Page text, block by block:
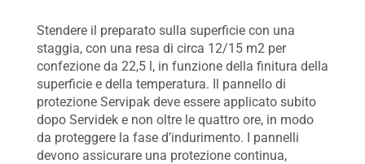
Stendere il preparato sulla superficie con una
staggia, con una resa di circa 12/15 m2 per
confezione da 22,5 l, in funzione della finitura della
superficie e della temperatura. Il pannello di
protezione Servipak deve essere applicato subito
dopo Servidek e non oltre le quattro ore, in modo
da proteggere la fase d’indurimento. I pannelli
devono assicurare una protezione continua,